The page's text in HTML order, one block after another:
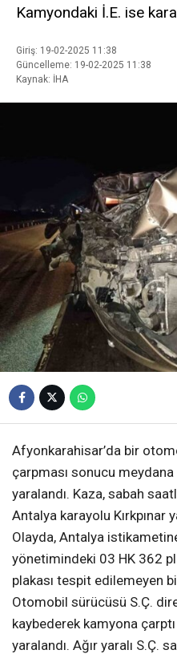
Kamyondaki İ.E. ise
Giriş: 19-02-2025 11:38
Güncelleme: 19-02-2025 11:38
Kaynak: İHA
Afyonkarahisar’da bir
çarpması sonucu
yaralandı. Kaza, sabah
Antalya karayolu Kırkpınar
Olayda, Antalya
yönetimindeki 03 HK 362
plakası tespit edilemeyen
Otomobil sürücüsü S.Ç.
kaybederek kamyona
yaralandı. Ağır yaralı S.Ç.